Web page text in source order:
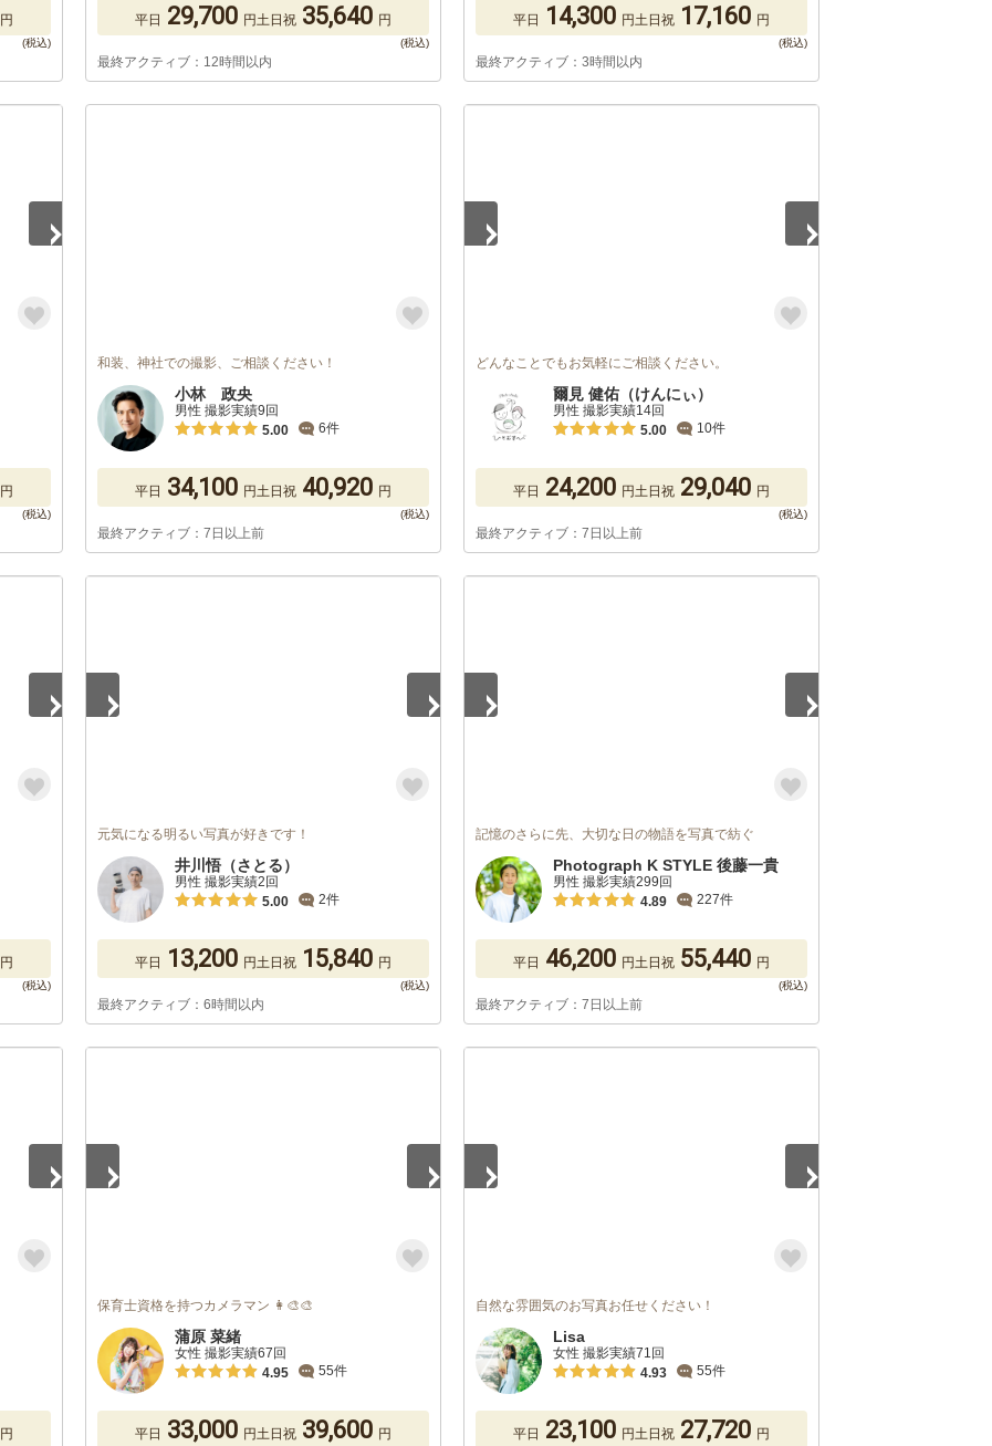
円 平日 29,700 円土日祝 35,640 円
最終アクティブ：12時間以内
平日 14,300 円土日祝 17,160 円
最終アクティブ：3時間以内
円
和装、神社での撮影、ご相談ください！
小林 政央
男性 撮影実績9回
5.00
6件
平日 34,100 円土日祝 40,920 円
最終アクティブ：7日以上前
どんなことでもお気軽にご相談ください。
爾見 健佑（けんにぃ）
男性 撮影実績14回
5.00
10件
平日 24,200 円土日祝 29,040 円
最終アクティブ：7日以上前
円
元気になる明るい写真が好きです！
井川悟（さとる）
男性 撮影実績2回
5.00
2件
平日 13,200 円土日祝 15,840 円
最終アクティブ：6時間以内
記憶のさらに先、大切な日の物語を写真で紡ぐ
Photograph K STYLE 後藤一貴
男性 撮影実績299回
4.89
227件
平日 46,200 円土日祝 55,440 円
最終アクティブ：7日以上前
円
保育士資格を持つカメラマン 👩‍🎨🎨
蒲原 菜緒
女性 撮影実績67回
4.95
55件
平日 33,000 円土日祝 39,600 円
自然な雰囲気のお写真お任せください！
Lisa
女性 撮影実績71回
4.93
55件
平日 23,100 円土日祝 27,720 円